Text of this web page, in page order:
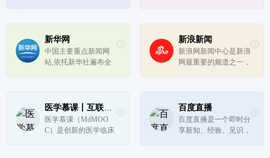
社遍布全球的采编网
络,每天24小时面向广
大网民和网络媒体，快
目，创作优质有声书，
致力于为手机、车机、
平板电脑、智能穿戴等
新华网
中国主要重点新闻网
站,依托新华社遍布全
国31个省市自治区,每
天24小时同时使用6种
语言滚动发稿,权威、
新浪新闻
新浪网新闻中心是新浪
网最重要的频道之一，
医学慕课丨互联网医学实践教育平台
医学慕课（MdMOO
C）是创新的医学临床
百度直播
百度直播是一个即时分
享新知、经验、见识，